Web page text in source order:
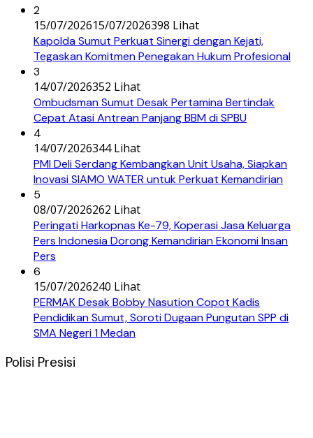
2
15/07/202615/07/2026398 Lihat
Kapolda Sumut Perkuat Sinergi dengan Kejati,
Tegaskan Komitmen Penegakan Hukum Profesional
3
14/07/2026352 Lihat
Ombudsman Sumut Desak Pertamina Bertindak
Cepat Atasi Antrean Panjang BBM di SPBU
4
14/07/2026344 Lihat
PMI Deli Serdang Kembangkan Unit Usaha, Siapkan
Inovasi SIAMO WATER untuk Perkuat Kemandirian
5
08/07/2026262 Lihat
Peringati Harkopnas Ke-79, Koperasi Jasa Keluarga
Pers Indonesia Dorong Kemandirian Ekonomi Insan
Pers
6
15/07/2026240 Lihat
PERMAK Desak Bobby Nasution Copot Kadis
Pendidikan Sumut, Soroti Dugaan Pungutan SPP di
SMA Negeri 1 Medan
Polisi Presisi